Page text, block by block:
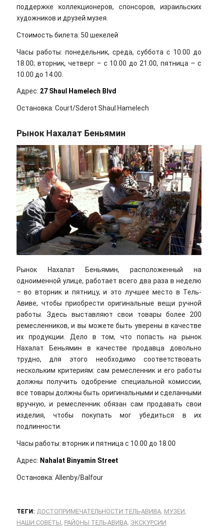
поддержке коллекционеров, спонсоров, израильских
художников и друзей музея.
Стоимость билета: 50 шекелей
Часы работы: понедельник, среда, суббота с 10.00 до
18.00; вторник, четверг – с 10.00 до 21.00, пятница – с
10.00 до 14.00.
Адрес: 27 Shaul Hamelech Blvd
Остановка: Court/Sderot Shaul Hamelech
Рынок Нахалат Беньямин
Рынок Нахалат Беньямин, расположенный на
одноименной улице, работает всего два раза в неделю
– во вторник и пятницу, и это лучшее место в Тель-
Авиве, чтобы приобрести оригинальные вещи ручной
работы. Здесь выставляют свои товары более 200
ремесленников, и вы можете быть уверены в качестве
их продукции. Дело в том, что попасть на рынок
Нахалат Беньямин в качестве продавца довольно
трудно, для этого необходимо соответствовать
нескольким критериям: сам ремесленник и его работы
должны получить одобрение специальной комиссии,
все товары должны быть оригинальными и сделанными
вручную, и ремесленник обязан сам продавать свои
изделия, чтобы покупать мог убедиться в их
подлинности.
Часы работы: вторник и пятница с 10.00 до 18.00
Адрес: Nahalat Binyamin Street
Остановка: Allenby/Balfour
ТЕГИ: ДОСТОПРИМЕЧАТЕЛЬНОСТИ ТЕЛЬ-АВИВА, МУЗЕИ,
НАШИ СОВЕТЫ, РАЙОНЫ ТЕЛЬ-АВИВА, ЭКСКУРСИИ